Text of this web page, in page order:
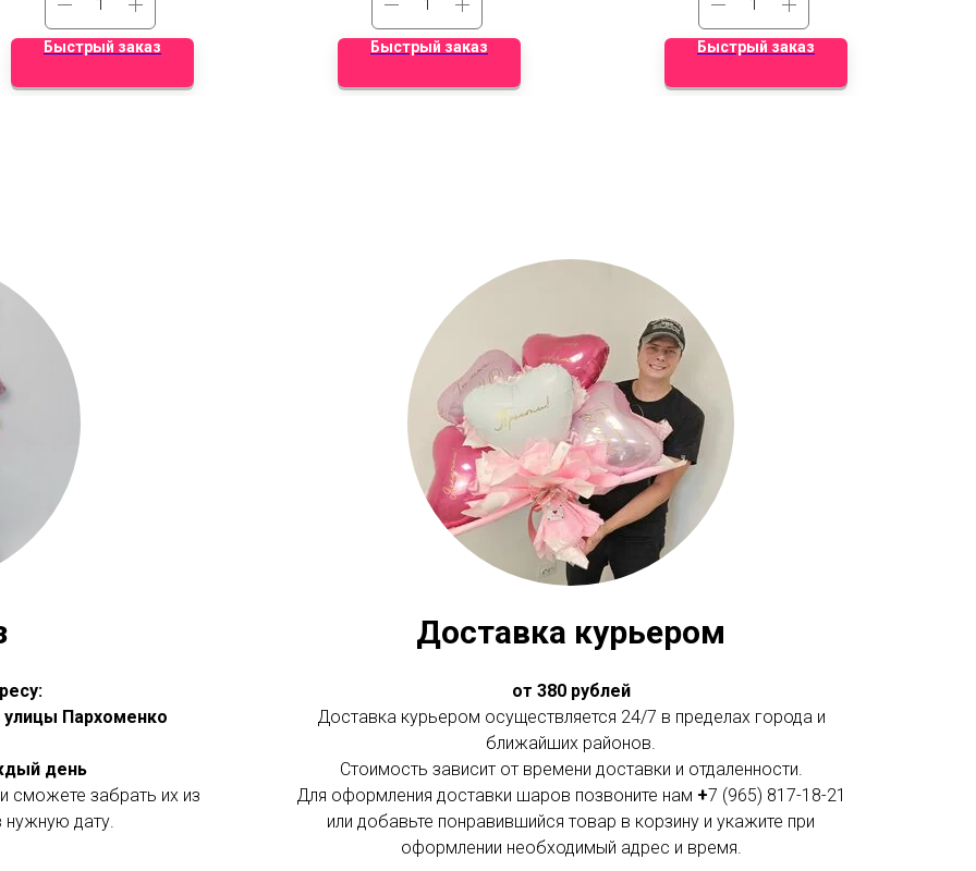
Быстрый заказ Быстрый заказ Быстрый заказ
улицы Пархоменко
день
сможете забрать их из
нужную дату.
Доставка курьером
от 380 рублей
Доставка курьером осуществляется 24/7 в пределах города и
ближайших районов.
Стоимость зависит от времени доставки и отдаленности.
Для оформления доставки шаров позвоните нам +7 (965) 817-18-21
или добавьте понравившийся товар в корзину и укажите при
оформлении необходимый адрес и время.